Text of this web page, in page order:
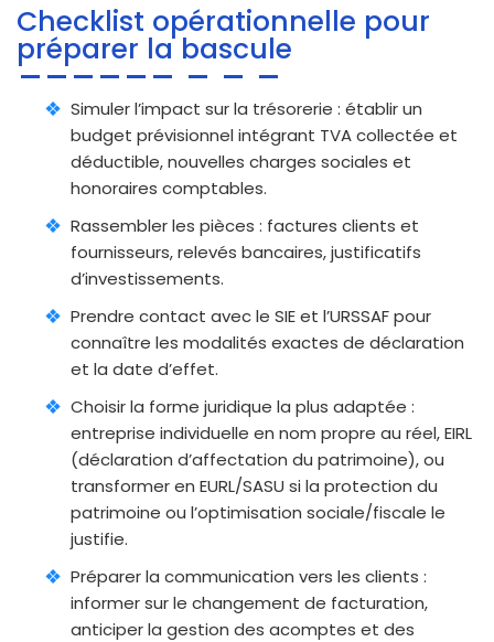
Checklist opérationnelle pour
préparer la bascule
Simuler l’impact sur la trésorerie : établir un
budget prévisionnel intégrant TVA collectée et
déductible, nouvelles charges sociales et
honoraires comptables.
Rassembler les pièces : factures clients et
fournisseurs, relevés bancaires, justificatifs
d’investissements.
Prendre contact avec le SIE et l’URSSAF pour
connaître les modalités exactes de déclaration
et la date d’effet.
Choisir la forme juridique la plus adaptée :
entreprise individuelle en nom propre au réel, EIRL
(déclaration d’affectation du patrimoine), ou
transformer en EURL/SASU si la protection du
patrimoine ou l’optimisation sociale/fiscale le
justifie.
Préparer la communication vers les clients :
informer sur le changement de facturation,
anticiper la gestion des acomptes et des